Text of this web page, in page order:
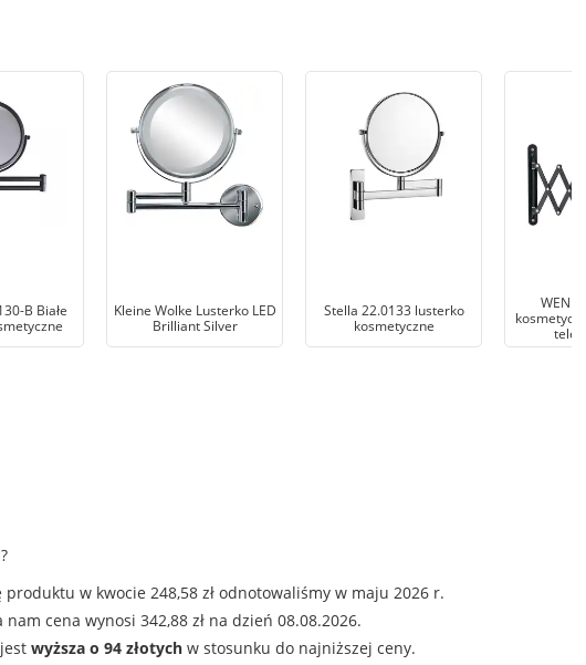
B Białe
Kleine Wolke Lusterko LED
Brilliant Silver
Stella 22.0133 lusterko
kosmetyczne
produktu w kwocie 248,58 zł odnotowaliśmy w maju 2026 r.
cena wynosi 342,88 zł na dzień 08.08.2026.
jestwyższa o 94 złotych w stosunku do najniższej ceny.